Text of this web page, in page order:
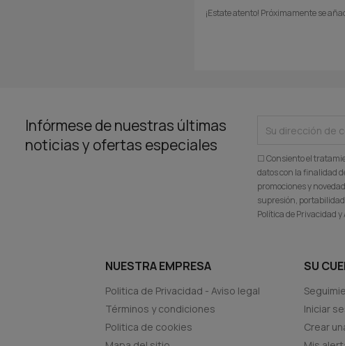
¡Estate atento! Próximamente se
Infórmese de nuestras últimas
noticias y ofertas especiales
☐ Consiento el
datos con la finalidad
promociones y
supresión,
Política de Privacidad y
NUESTRA EMPRESA
Politica de Privacidad - Aviso legal
Términos y condiciones
Politica de cookies
SU
Iniciar
Crear